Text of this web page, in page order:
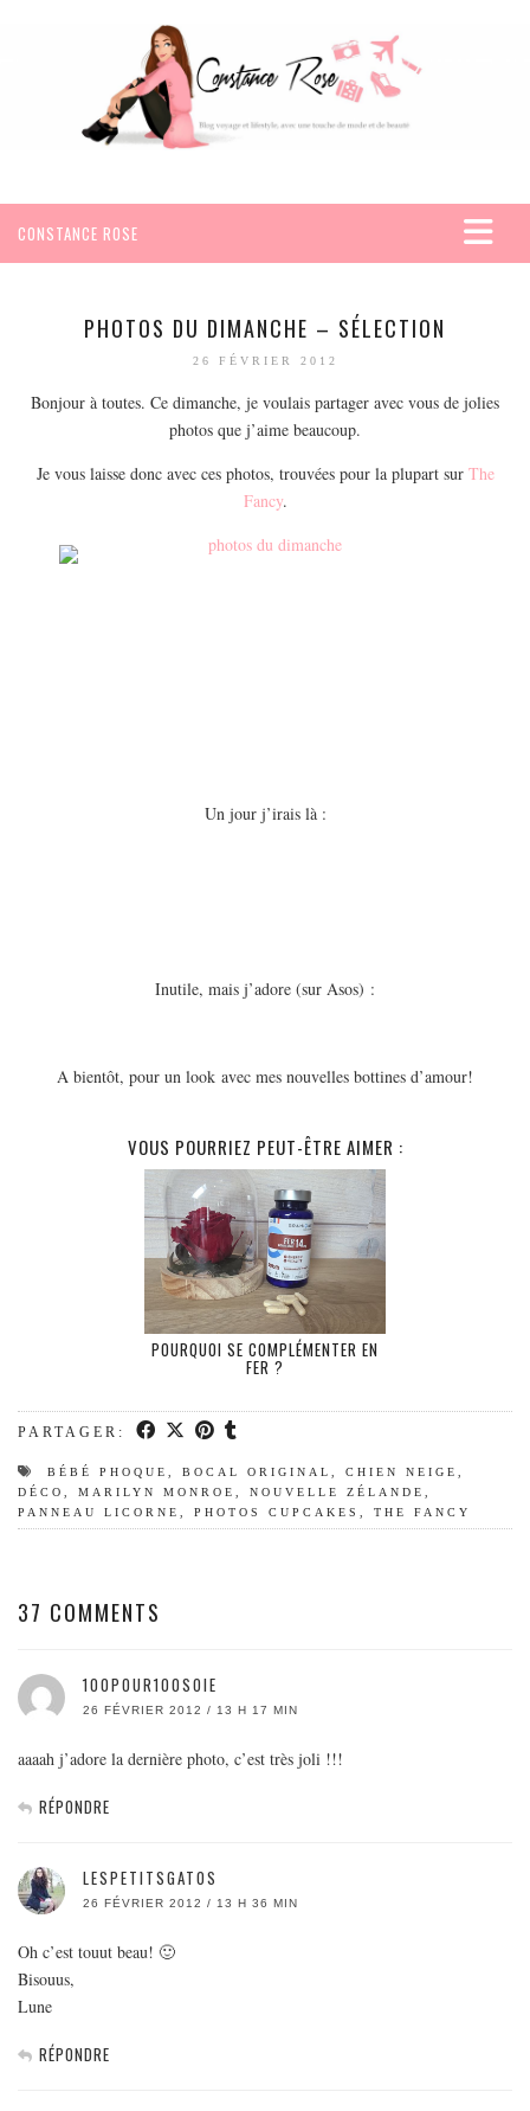
CONSTANCE ROSE
VOYAGES
SEYCHELLES
AMÉRIQUE
EUROPE
RÉPUBLIQUE TCHÈQUE
MON PROGRAMME DE YOGA EN LIGNE
DIVERSES BOX
ME CONTACTER
PARUTIONS ET PARTENARIATS
PHOTOS DU DIMANCHE – SÉLECTION
26 FÉVRIER 2012
Bonjour à toutes. Ce dimanche, je voulais partager avec vous de jolies
photos que j’aime beaucoup.
Je vous laisse donc avec ces photos, trouvées pour la plupart sur The
Fancy.
Un jour j’irais là :
Inutile, mais j’adore (sur Asos) :
A bientôt, pour un look avec mes nouvelles bottines d’amour!
VOUS POURRIEZ PEUT-ÊTRE AIMER :
POURQUOI SE COMPLÉMENTER EN
FER ?
PARTAGER:
BÉBÉ PHOQUE BOCAL ORIGINAL CHIEN NEIGE
DÉCO
MARILYN MONROE NOUVELLE ZÉLANDE
PANNEAU LICORNE
PHOTOS CUPCAKES THE FANCY
37 COMMENTS
100POUR100SOIE
26 FÉVRIER 2012 / 13 H 17 MIN
aaaah j’adore la dernière photo, c’est très joli !!!
RÉPONDRE
LESPETITSGATOS
26 FÉVRIER 2012 / 13 H 36 MIN
Oh c’est touut beau! 🙂
Bisouus,
Lune
RÉPONDRE